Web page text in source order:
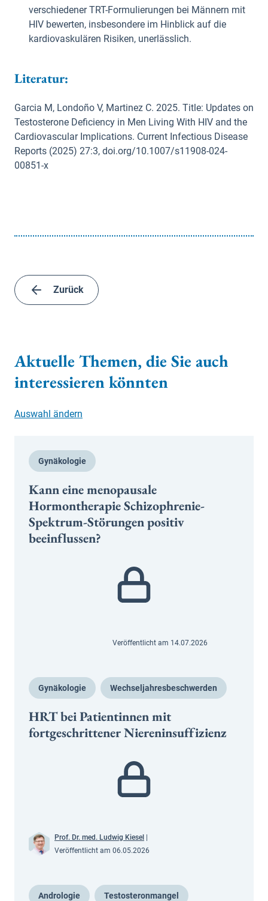
verschiedener TRT-Formulierungen bei Männern mit
HIV bewerten, insbesondere im Hinblick auf die
kardiovaskulären Risiken, unerlässlich.
Literatur:
Garcia M, Londoño V, Martinez C. 2025. Title: Updates on
Testosterone Deficiency in Men Living With HIV and the
Cardiovascular Implications. Current Infectious Disease
Reports (2025) 27:3, doi.org/10.1007/s11908-024-
00851-x
Zurück
Aktuelle Themen, die Sie auch
interessieren könnten
Auswahl ändern
Gynäkologie
Kann eine menopausale
Hormontherapie Schizophrenie-
Spektrum-Störungen positiv
beeinflussen?
Veröffentlicht am 14.07.2026
Gynäkologie Wechseljahresbeschwerden
HRT bei Patientinnen mit
fortgeschrittener Niereninsuffizienz
Prof. Dr. med. Ludwig Kiesel |
Veröffentlicht am 06.05.2026
Andrologie Testosteronmangel